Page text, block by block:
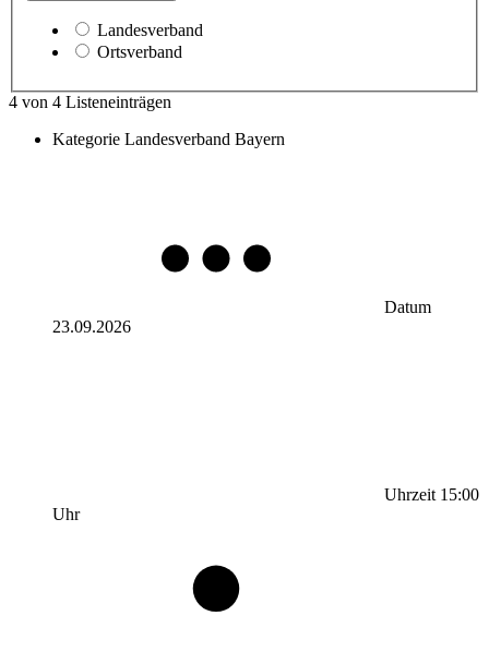
Landesverband
Ortsverband
4 von 4 Listeneinträgen
Kategorie Landesverband Bayern
Datum
23.09.2026
Uhrzeit 15:00
Uhr